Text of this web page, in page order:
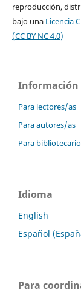
reproducción,
bajo una Licencia
(CC BY NC 4.0)
Información
Para lectores/as
Para autores/as
Para
Idioma
English
Español
Para